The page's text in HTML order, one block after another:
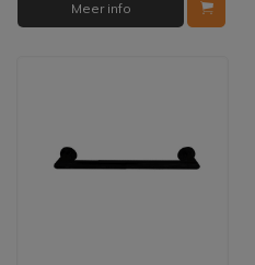
Meer info